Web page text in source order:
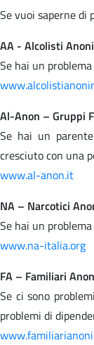
Se vuoi saperne di
AA - Alcolisti
Se hai un
Al-Anon – Gruppi
Se hai un
cresciuto con una
www.al-anon.it
NA – Narcotici
Se hai un
www.na-italia.org
FA – Familiari
Se ci sono
problemi di